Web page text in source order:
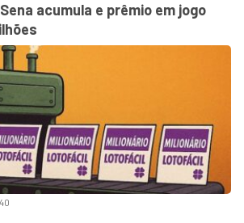
acumula e prêmio em jogo